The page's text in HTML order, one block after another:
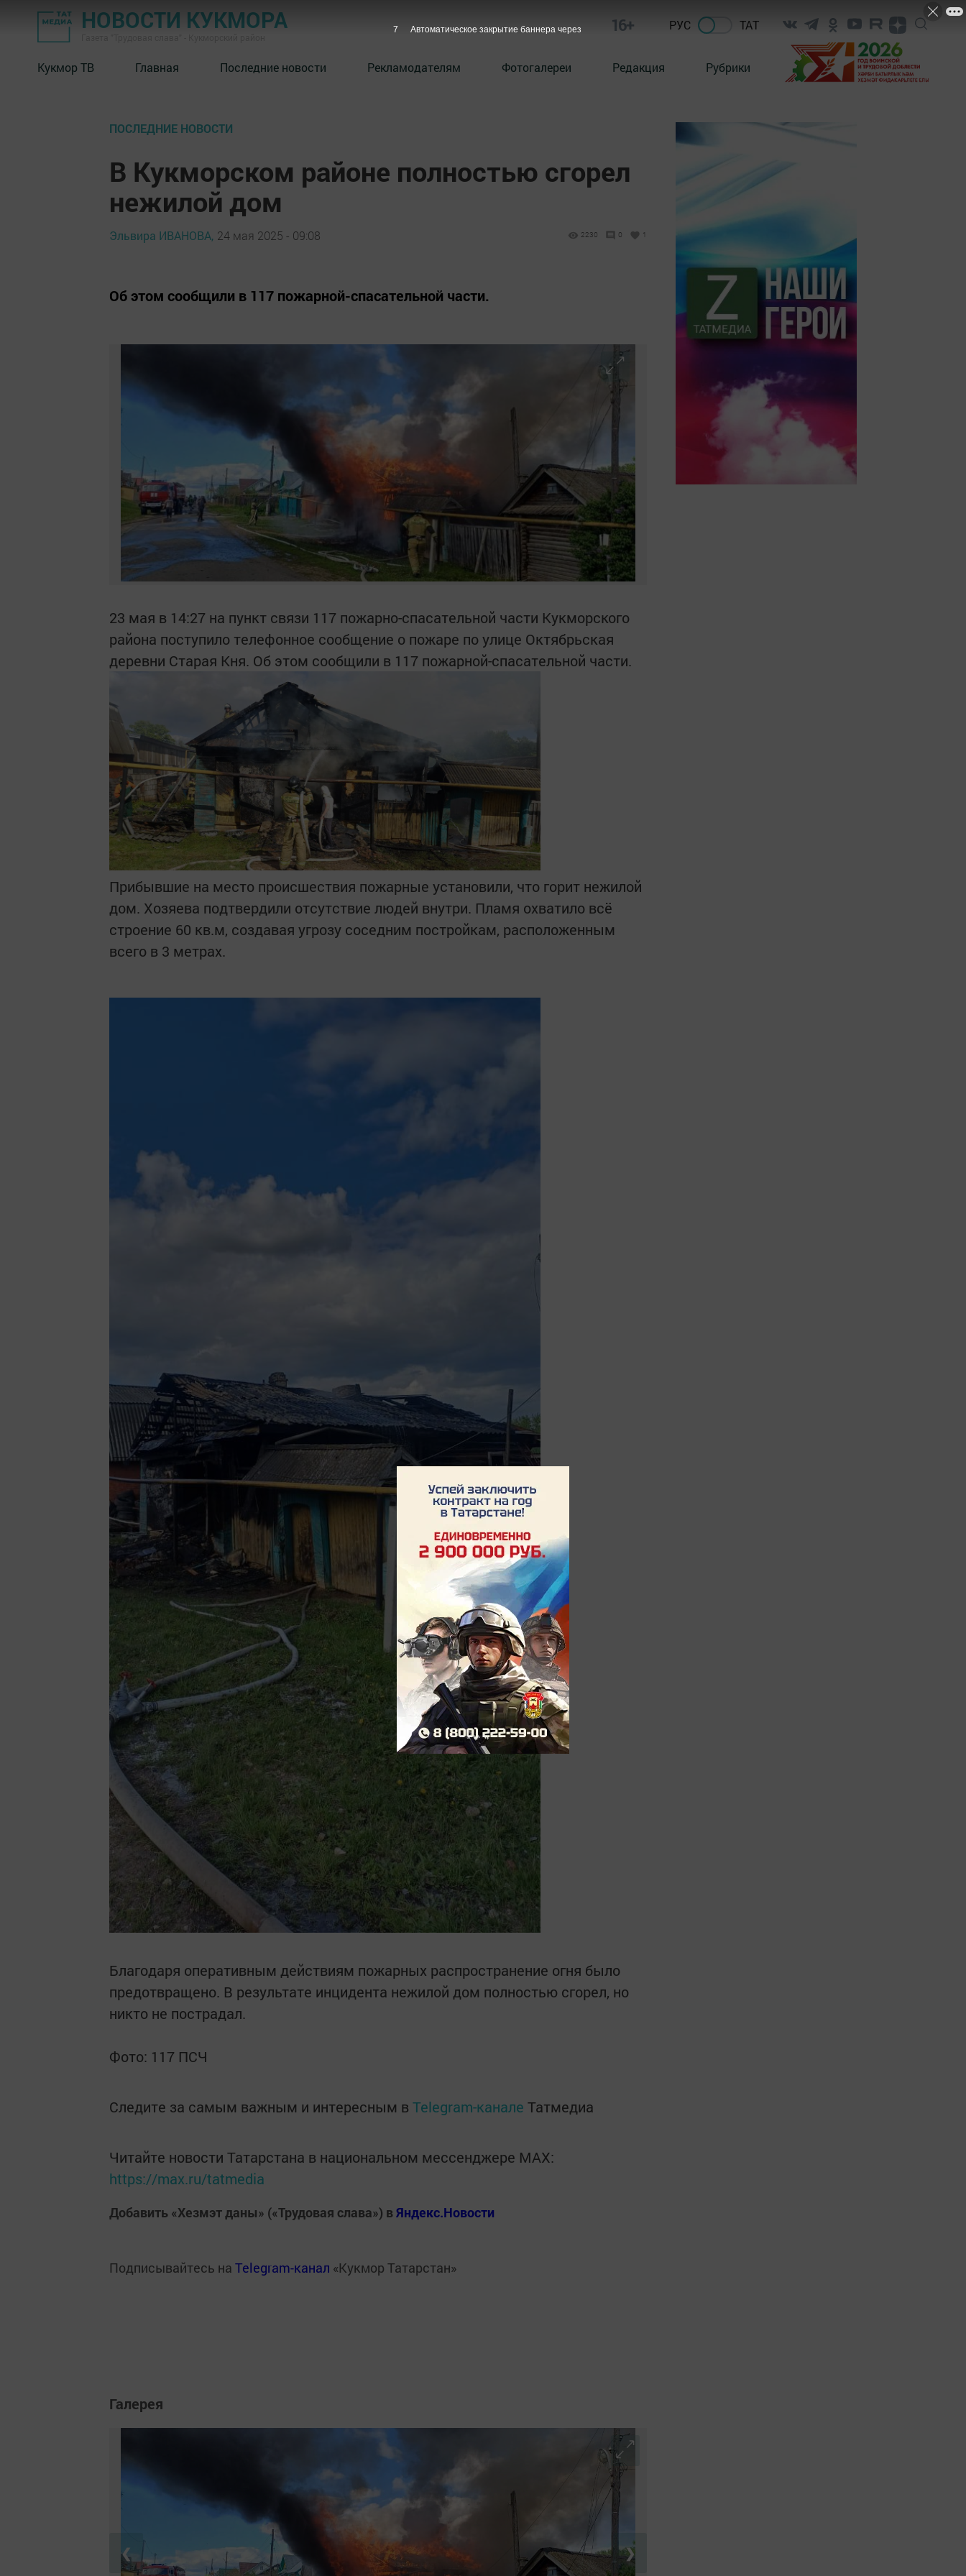
НОВОСТИ КУКМОРА 16+ РУС ТАТ
Кукмор ТВ Главная Последние новости Рекламодателям Фотогалереи Редакция Рубрики
ПОСЛЕДНИЕ НОВОСТИ
В Кукморском районе полностью сгорел
нежилой дом
Эльвира ИВАНОВА, 24 мая 2025 - 09:08 2230 0 1
Об этом сообщили в 117 пожарной-спасательной части.
23 мая в 14:27 на пункт связи 117 пожарно-спасательной части Кукморского
района поступило телефонное сообщение о пожаре по улице Октябрьская
деревни Старая Кня. Об этом сообщили в 117 пожарной-спасательной части.
Прибывшие на место происшествия пожарные установили, что горит нежилой
дом. Хозяева подтвердили отсутствие людей внутри. Пламя охватило всё
строение 60 кв.м, создавая угрозу соседним постройкам, расположенным
всего в 3 метрах.
Благодаря оперативным действиям пожарных распространение огня было
предотвращено. В результате инцидента нежилой дом полностью сгорел, но
никто не пострадал.
Фото: 117 ПСЧ
Следите за самым важным и интересным в Telegram-канале Татмедиа
Читайте новости Татарстана в национальном мессенджере MАХ:
https://max.ru/tatmedia
Добавить «Хезмэт даны» («Трудовая слава») вЯндекс.Новости
Подписывайтесь на Telegram-канал «Кукмор Татарстан»
Галерея
❮ ❯
6 Автоматическое закрытие баннера через